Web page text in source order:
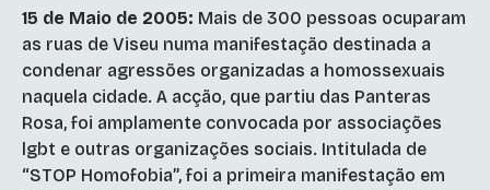
15 de Maio de 2005: Mais de 300 pessoas ocuparam
as ruas de Viseu numa manifestação destinada a
condenar agressões organizadas a homossexuais
naquela cidade. A acção, que partiu das Panteras
Rosa, foi amplamente convocada por associações
lgbt e outras organizações sociais. Intitulada de
“STOP Homofobia”, foi a primeira manifestação em